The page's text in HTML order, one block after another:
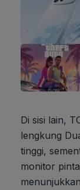
Di sisi lain,
lengkung
tinggi,
monitor